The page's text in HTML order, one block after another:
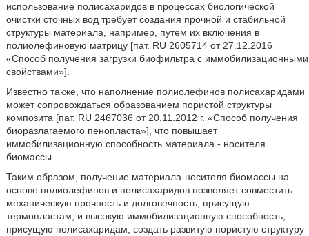
использование полисахаридов в процессах биологической
очистки сточных вод требует создания прочной и стабильной
структуры материала, например, путем их включения в
полиолефиновую матрицу [пат. RU 2605714 от 27.12.2016
«Способ получения загрузки биофильтра с иммобилизационными
свойствами»].
Известно также, что наполнение полиолефинов полисахаридами
может сопровождаться образованием пористой структуры
композита [пат. RU 2467036 от 20.11.2012 г. «Способ получения
биоразлагаемого пенопласта»], что повышает
иммобилизационную способность материала - носителя
биомассы.
Таким образом, получение материала-носителя биомассы на
основе полиолефинов и полисахаридов позволяет совместить
механическую прочность и долговечность, присущую
термопластам, и высокую иммобилизационную способность,
присущую полисахаридам, создать развитую пористую структуру